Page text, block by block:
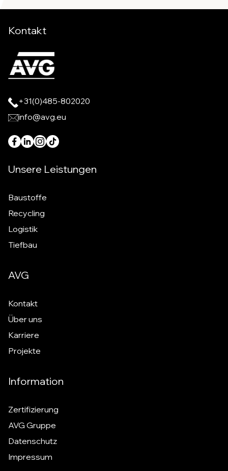
Kontakt
+31(0)485-802020
info@avg.eu
Unsere Leistungen
Baustoffe
Recycling
Logistik
Tiefbau
AVG
Kontakt
Über uns
Karriere
Projekte
Information
Zertifizierung
AVG Gruppe
Datenschutz
Impressum